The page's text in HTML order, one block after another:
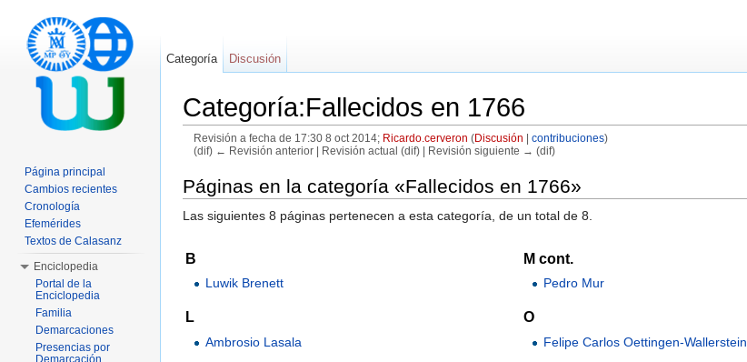
Categoría:Fallecidos en 1766
Revisión a fecha de 17:30 8 oct 2014; Ricardo.cerveron (Discusión contribuciones)
(dif) ← Revisión anterior | Revisión actual (dif) | Revisión siguiente → (dif)
Páginas en la categoría «Fallecidos en 1766»
Las siguientes 8 páginas pertenecen a esta categoría, de un total de 8.
B
Luwik Brenett
L
Ambrosio Lasala
M cont.
Pedro Mur
O
Felipe Carlos Oettingen-Wallerstein
Categoría Discusión
Página principal
Cambios recientes
Cronología
Efemérides
Textos de Calasanz
Enciclopedia
Portal de la
Enciclopedia
Familia
Demarcaciones
Presencias por
Demarcación